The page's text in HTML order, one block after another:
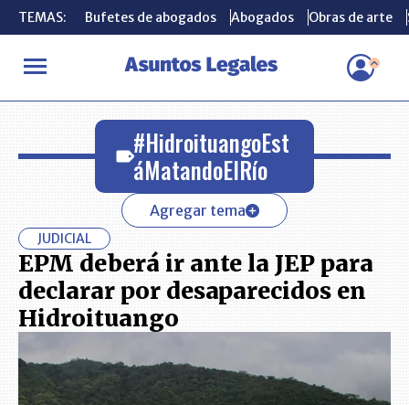
TEMAS: Bufetes de abogados Abogados Obras de arte
INICIO #HidroituangoEstáMatandoElRío
TEMAS: Bufetes de abogados Abogados Obras de arte
#HidroituangoEst
áMatandoElRío
Agregar tema
JUDICIAL
EPM deberá ir ante la JEP para
declarar por desaparecidos en
Hidroituango